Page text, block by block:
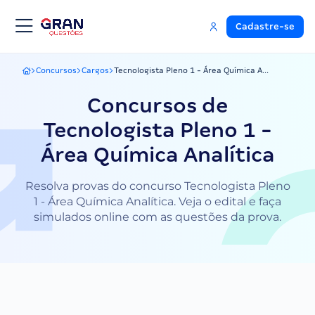
Cadastre-se
Gran Questões
Concursos Cargos Tecnologista Pleno 1 - Área Química A...
Concursos de
Tecnologista Pleno 1 -
Área Química Analítica
Resolva provas do concurso Tecnologista Pleno
1 - Área Química Analítica. Veja o edital e faça
simulados online com as questões da prova.